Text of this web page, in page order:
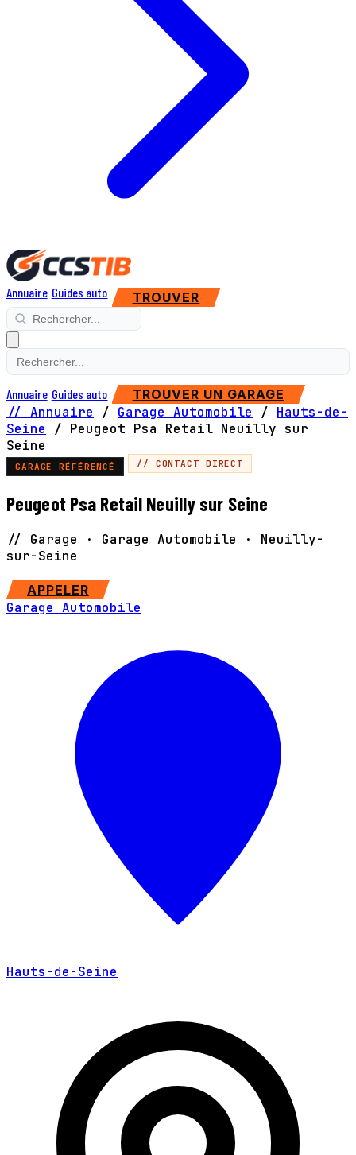
Annuaire Guides auto TROUVER
Annuaire Guides auto TROUVER UN GARAGE
// Annuaire / Garage Automobile / Hauts-de-
Seine
/ Peugeot Psa Retail Neuilly sur
Seine
GARAGE RÉFÉRENCÉ // CONTACT DIRECT
Peugeot Psa Retail Neuilly sur Seine
// Garage · Garage Automobile · Neuilly-
sur-Seine
APPELER
Garage Automobile
Hauts-de-Seine